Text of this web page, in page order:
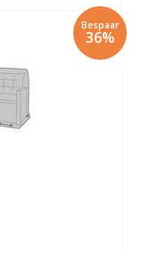
Bespaar
36%